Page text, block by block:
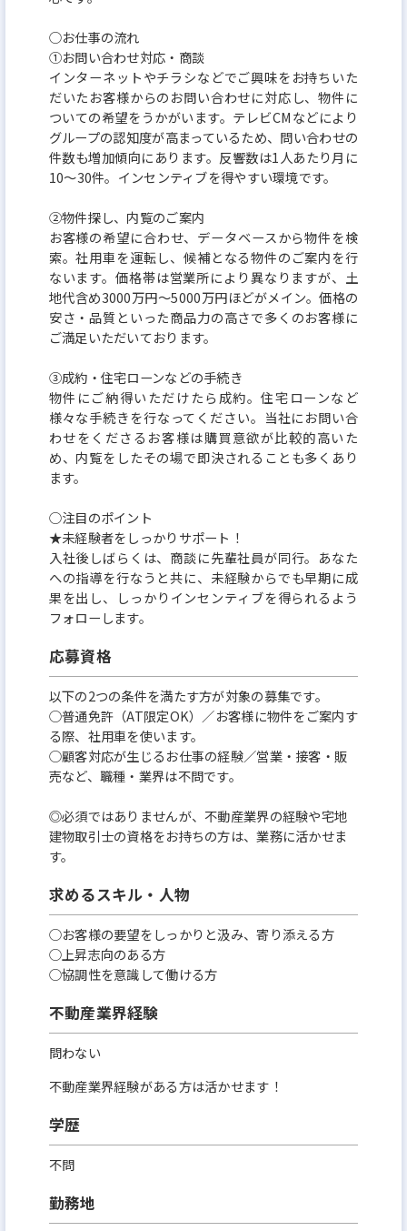
○お仕事の流れ
①お問い合わせ対応・商談
インターネットやチラシなどでご興味をお持ちいた
だいたお客様からのお問い合わせに対応し、物件に
ついての希望をうかがいます。テレビCMなどにより
グループの認知度が高まっているため、問い合わせの
件数も増加傾向にあります。反響数は1人あたり月に
10～30件。インセンティブを得やすい環境です。
②物件探し、内覧のご案内
お客様の希望に合わせ、データベースから物件を検
索。社用車を運転し、候補となる物件のご案内を行
ないます。価格帯は営業所により異なりますが、土
地代含め3000万円～5000万円ほどがメイン。価格の
安さ・品質といった商品力の高さで多くのお客様に
ご満足いただいております。
③成約・住宅ローンなどの手続き
物件にご納得いただけたら成約。住宅ローンなど
様々な手続きを行なってください。当社にお問い合
わせをくださるお客様は購買意欲が比較的高いた
め、内覧をしたその場で即決されることも多くあり
ます。
○注目のポイント
★未経験者をしっかりサポート！
入社後しばらくは、商談に先輩社員が同行。あなた
への指導を行なうと共に、未経験からでも早期に成
果を出し、しっかりインセンティブを得られるよう
フォローします。
応募資格
以下の2つの条件を満たす方が対象の募集です。
○普通免許（AT限定OK）／お客様に物件をご案内す
る際、社用車を使います。
○顧客対応が生じるお仕事の経験／営業・接客・販
売など、職種・業界は不問です。
◎必須ではありませんが、不動産業界の経験や宅地
建物取引士の資格をお持ちの方は、業務に活かせま
す。
求めるスキル・人物
○お客様の要望をしっかりと汲み、寄り添える方
○上昇志向のある方
○協調性を意識して働ける方
不動産業界経験
問わない
不動産業界経験がある方は活かせます！
学歴
不問
勤務地